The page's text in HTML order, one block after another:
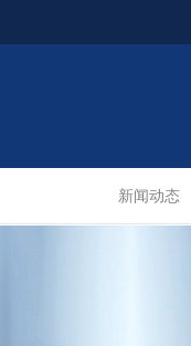
新闻动态